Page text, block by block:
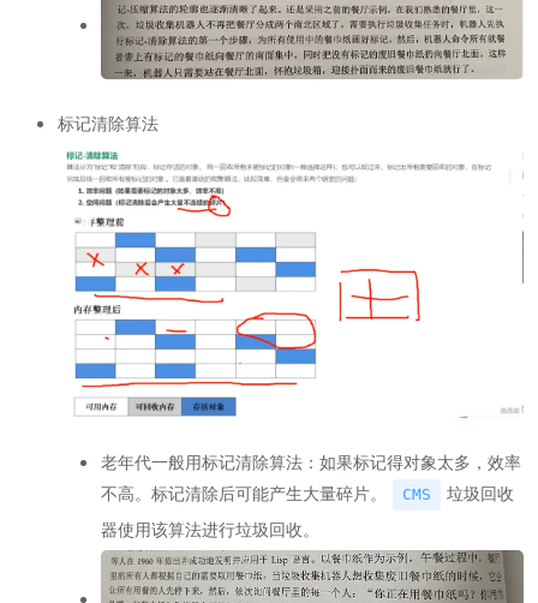
标记清除算法
老年代一般用标记清除算法：如果标记得对象太多，效率
不高。标记清除后可能产生大量碎片。
CMS
垃圾回收
器使用该算法进行垃圾回收。